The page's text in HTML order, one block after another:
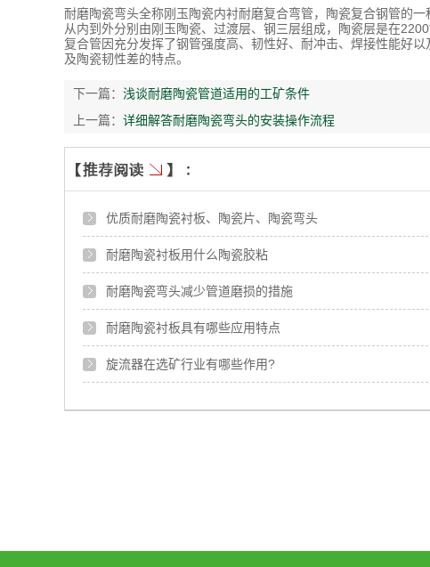
耐磨陶瓷弯头全称刚玉陶瓷内衬耐磨复合弯管，陶瓷复合钢管的
从内到外分别由刚玉陶瓷、过渡层、钢三层组成，陶瓷层是在
复合管因充分发挥了钢管强度高、韧性好、耐冲击、焊接性能好
及陶瓷韧性差的特点。
下一篇： 浅谈耐磨陶瓷管道适用的工矿条件
上一篇： 详细解答耐磨陶瓷弯头的安装操作流程
优质耐磨陶瓷衬板、陶瓷片、陶瓷弯头
耐磨陶瓷衬板用什么陶瓷胶粘
耐磨陶瓷弯头减少管道磨损的措施
耐磨陶瓷衬板具有哪些应用特点
旋流器在选矿行业有哪些作用?